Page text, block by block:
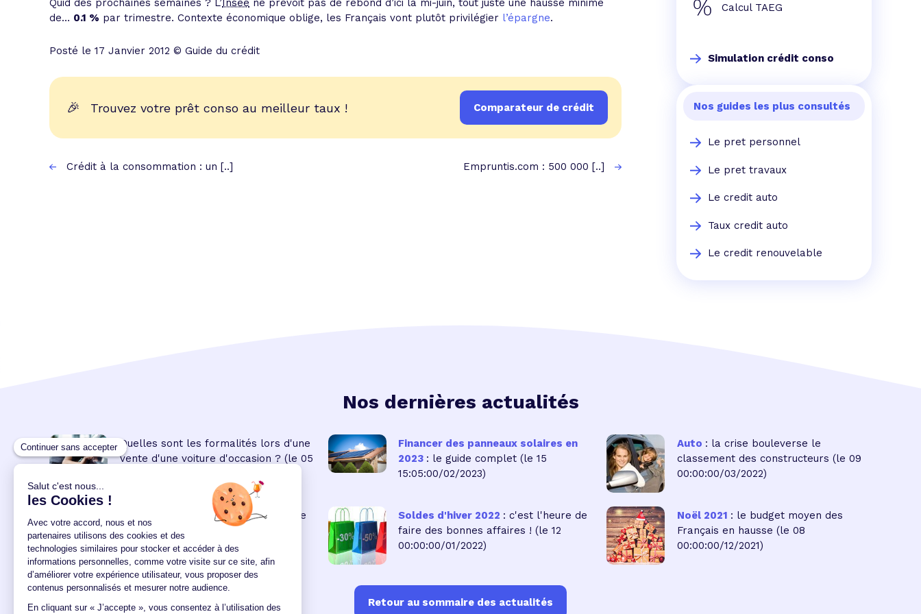
Quid des prochaines semaines ? L’Insee ne prévoit pas de rebond d’ici la mi-juin, tout juste une hausse minime
de… 0.1 % par trimestre. Contexte économique oblige, les Français vont plutôt privilégier l’épargne.
Posté le 17 Janvier 2012 © Guide du crédit
🎉 Trouvez votre prêt conso au meilleur taux ! Comparateur de crédit
Crédit à la consommation : un [..] Empruntis.com : 500 000 [..]
Calcul TAEG
Simulation crédit conso
Nos guides les plus consultés
Le pret personnel
Le pret travaux
Le credit auto
Taux credit auto
Le credit renouvelable
Nos dernières actualités
Quelles sont les formalités lors d'une
vente d'une voiture d'occasion ? (le 05
Financer des panneaux solaires en
2023 : le guide complet (le 15
15:05:00/02/2023)
Auto : la crise bouleverse le
classement des constructeurs (le 09
00:00:00/03/2022)
: les modalités de ce
crédit à la consommation
00:00:00/02/2022)
Soldes d'hiver 2022 : c'est l'heure de
faire des bonnes affaires ! (le 12
00:00:00/01/2022)
Noël 2021 : le budget moyen des
Français en hausse (le 08
00:00:00/12/2021)
Retour au sommaire des actualités